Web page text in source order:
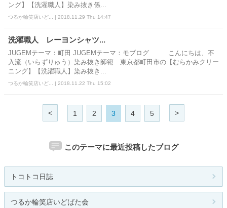
ング】【洗濯職人】染み抜き係...
つるか輪笑店いど... | 2018.11.29 Thu 14:47
洗濯職人 レーヨンシャツ...
JUGEMテーマ：町田 JUGEMテーマ：モブログ こんにちは、不
入流（いらずりゅう）染み抜き師範 東京都町田市の【むらかみクリー
ニング】【洗濯職人】染み抜き...
つるか輪笑店いど... | 2018.11.22 Thu 15:02
< 1 2 3 4 5 >
このテーマに最近投稿したブログ
トコトコ日誌
つるか輪笑店いどばた会